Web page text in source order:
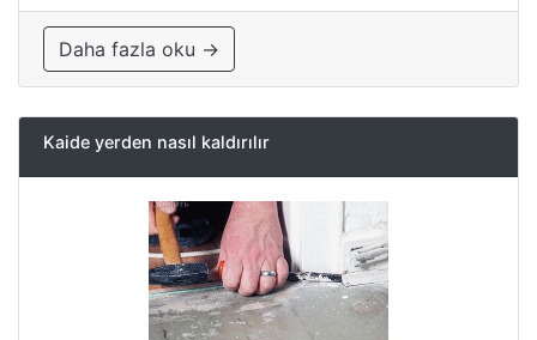
Daha fazla oku →
Kaide yerden nasıl kaldırılır